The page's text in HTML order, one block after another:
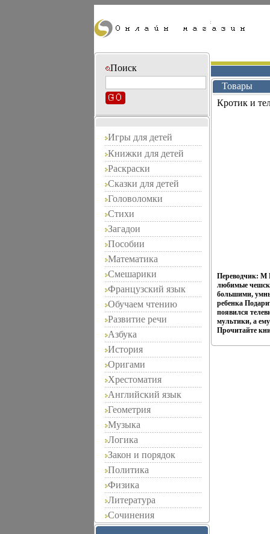
Поиск
Игры для детей
Книжки для детей
Раскраски
Сказки для детей
Головоломки
Стихи
Загадои
Пособии
Математика
Смешарики
Французский язык
Обучаем чтению
Развитие речи
Азбука
История
Оригами
Хрестоматия
Английский язык
Геометрия
Музыка
Логика
Закон и порядок
Политика
Физика
Литература
Сочинения
Товары
Кротик и
Переводчик: М
любимые
большими,
ребенка
появился
мультики, а
Прочитайте